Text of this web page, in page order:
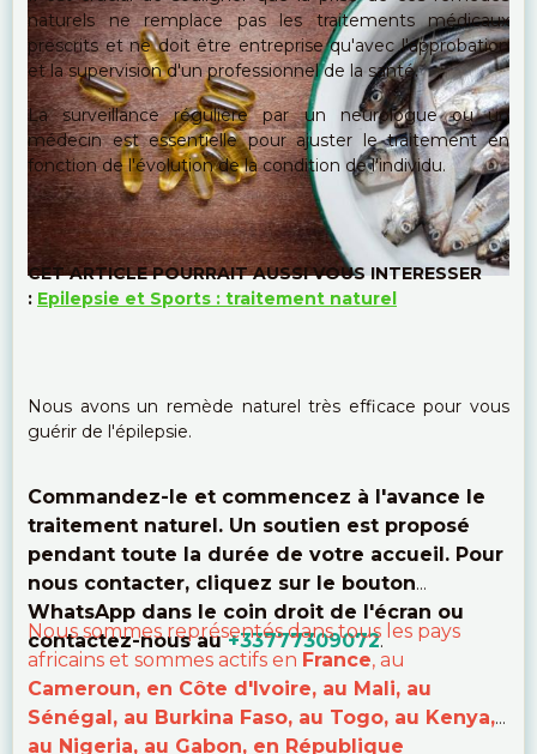
naturels ne remplace pas les traitements médicaux
prescrits et ne doit être entreprise qu'avec l'approbation
et la supervision d'un professionnel de la santé.
La surveillance régulière par un neurologue ou un
médecin est essentielle pour ajuster le traitement en
fonction de l'évolution de la condition de l'individu.
CET ARTICLE POURRAIT AUSSI VOUS INTERESSER
: Epilepsie et Sports : traitement naturel
Nous avons un remède naturel très efficace pour vous
guérir de l'épilepsie.
Commandez-le et commencez à l'avance le
traitement naturel. Un soutien est proposé
pendant toute la durée de votre accueil. Pour
nous contacter, cliquez sur le bouton
WhatsApp dans le coin droit de l'écran ou
contactez-nous au+33777309072.
Nous sommes représentés dans tous les pays
africains et sommes actifs en France, au
Cameroun, en Côte d'Ivoire, au Mali, au
Sénégal, au Burkina Faso, au Togo, au Kenya,
au Nigeria, au Gabon, en République